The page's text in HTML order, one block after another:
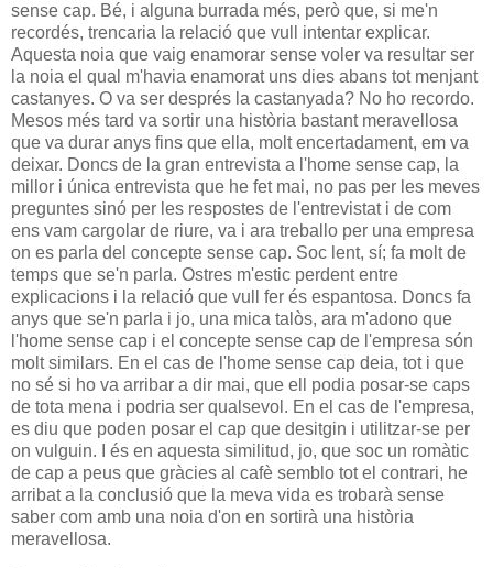
sense cap. Bé, i alguna burrada més, però que, si me'n
recordés, trencaria la relació que vull intentar explicar.
Aquesta noia que vaig enamorar sense voler va resultar ser
la noia el qual m'havia enamorat uns dies abans tot menjant
castanyes. O va ser després la castanyada? No ho recordo.
Mesos més tard va sortir una història bastant meravellosa
que va durar anys fins que ella, molt encertadament, em va
deixar. Doncs de la gran entrevista a l'home sense cap, la
millor i única entrevista que he fet mai, no pas per les meves
preguntes sinó per les respostes de l'entrevistat i de com
ens vam cargolar de riure, va i ara treballo per una empresa
on es parla del concepte sense cap. Soc lent, sí; fa molt de
temps que se'n parla. Ostres m'estic perdent entre
explicacions i la relació que vull fer és espantosa. Doncs fa
anys que se'n parla i jo, una mica talòs, ara m'adono que
l'home sense cap i el concepte sense cap de l'empresa són
molt similars. En el cas de l'home sense cap deia, tot i que
no sé si ho va arribar a dir mai, que ell podia posar-se caps
de tota mena i podria ser qualsevol. En el cas de l'empresa,
es diu que poden posar el cap que desitgin i utilitzar-se per
on vulguin. I és en aquesta similitud, jo, que soc un romàtic
de cap a peus que gràcies al cafè semblo tot el contrari, he
arribat a la conclusió que la meva vida es trobarà sense
saber com amb una noia d'on en sortirà una història
meravellosa.